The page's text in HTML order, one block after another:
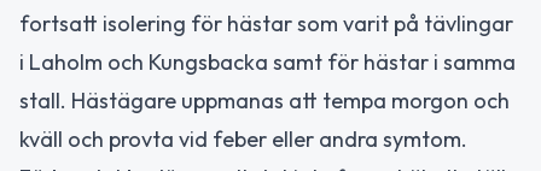
fortsatt isolering för hästar som varit på tävlingar
i Laholm och Kungsbacka samt för hästar i samma
stall. Hästägare uppmanas att tempa morgon och
kväll och provta vid feber eller andra symtom.